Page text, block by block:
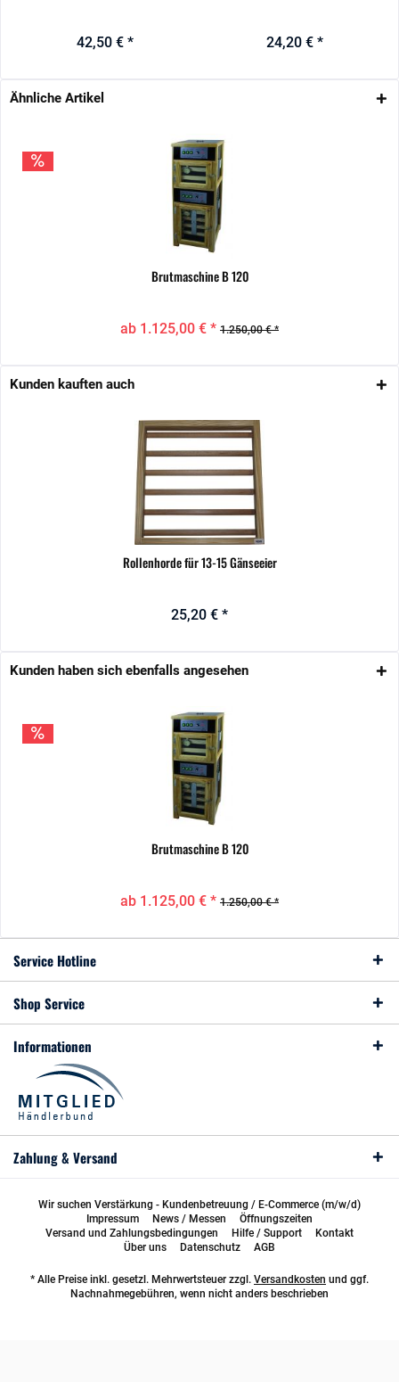
42,50 € * 24,20 € *
Ähnliche Artikel
Brutmaschine B 120
ab 1.125,00 € * 1.250,00 € *
Kunden kauften auch
Rollenhorde für 13-15 Gänseeier
25,20 € *
Kunden haben sich ebenfalls angesehen
Brutmaschine B 120
ab 1.125,00 € * 1.250,00 € *
Service Hotline
Shop Service
Informationen
Zahlung & Versand
Wir suchen Verstärkung - Kundenbetreuung / E-Commerce (m/w/d)
Impressum
News / Messen
Öffnungszeiten
Versand und Zahlungsbedingungen
Hilfe / Support
Kontakt
Über uns
Datenschutz AGB
* Alle Preise inkl. gesetzl. Mehrwertsteuer zzgl. Versandkosten und ggf.
Nachnahmegebühren, wenn nicht anders beschrieben